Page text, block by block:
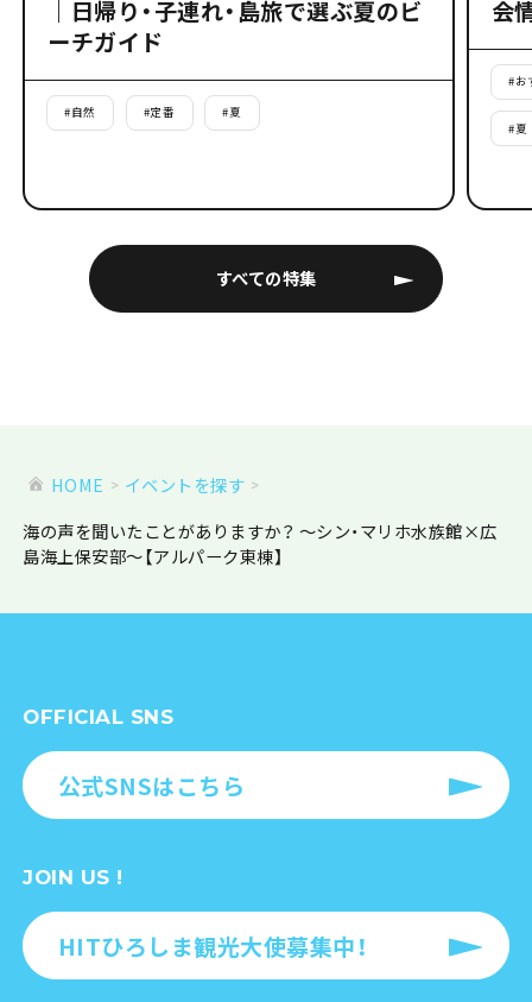
すべての特集
｜日帰り・子連れ・島旅で選ぶ夏のビ
ーチガイド
#自然 #定番 #夏
会
#お
#夏
HOME
イベントを探す
海の声を聞いたことがありますか？ ～シン・マリホ水族館×広
島海上保安部～【アルパーク東棟】
OFFICIAL SNS
公式SNSはこちら
JOIN US !
HITひろしま観光大使募集中！